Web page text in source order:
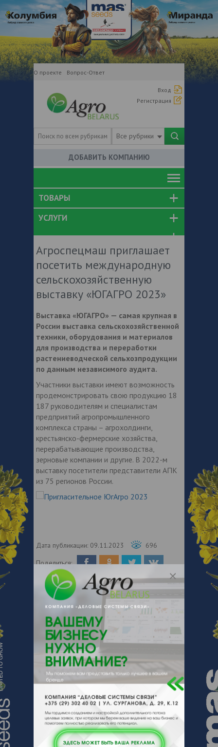
О проекте Вопрос-Ответ
Вход
Регистрация
Все рубрики
ДОБАВИТЬ КОМПАНИЮ
ТОВАРЫ
УСЛУГИ
Агроспецмаш приглашает
посетить международную
сельскохозяйственную
выставку «ЮГАГРО 2023»
Выставка «ЮГАГРО» — самая крупная в
России выставка сельскохозяйственной
техники, оборудования и материалов
для производства и переработки
растениеводческой сельхозпродукции
по данным независимого аудита.
Участники выставки имеют возможность
продемонстрировать свою продукцию 18
187 руководителям и специалистам
предприятий агропромышленного
комплекса страны – агрохолдинги,
крестьянско-фермерские хозяйства,
перерабатывающие производства,
зерновые компании и другие. В 2022-м
выставку посетители представители АПК
из 75 регионов России.
Дата публикации: 09.11.2023 696
Поделиться:
Тэги: ЮГАГРО выставка, форум
Источник: agrobelarus.by
Новости по теме
27.07.2026
II Международный
ветеринарный форум «ВетЭксперт»
обсудит ключевые вызовы ветеринарии
и животноводства
21.05.2026
Ключевой темой выставки-
форума «Меновой двор» станут
национальные цели АПК: регистрация
уже открыта